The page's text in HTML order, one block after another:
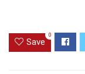
Save
0